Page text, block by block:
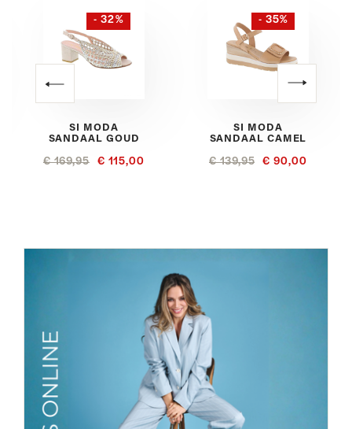
- 32%
SI MODA
SANDAAL GOUD
€ 169,95 € 115,00
- 35%
SI MODA
SANDAAL CAMEL
€ 139,95 € 90,00